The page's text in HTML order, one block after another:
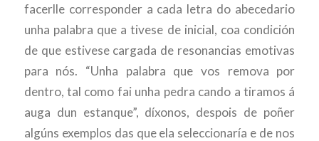
facerlle corresponder a cada letra do abecedario
unha palabra que a tivese de inicial, coa condición
de que estivese cargada de resonancias emotivas
para nós. “Unha palabra que vos remova por
dentro, tal como fai unha pedra cando a tiramos á
auga dun estanque”, díxonos, despois de poñer
algúns exemplos das que ela seleccionaría e de nos